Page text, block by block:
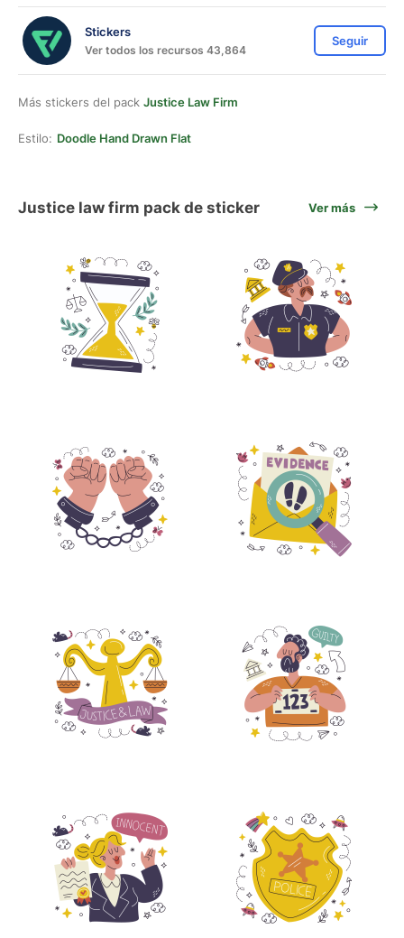
Stickers
Ver todos los recursos 43,864
Seguir
Más stickers del pack Justice Law Firm
Estilo: Doodle Hand Drawn Flat
Justice law firm pack de sticker Ver más